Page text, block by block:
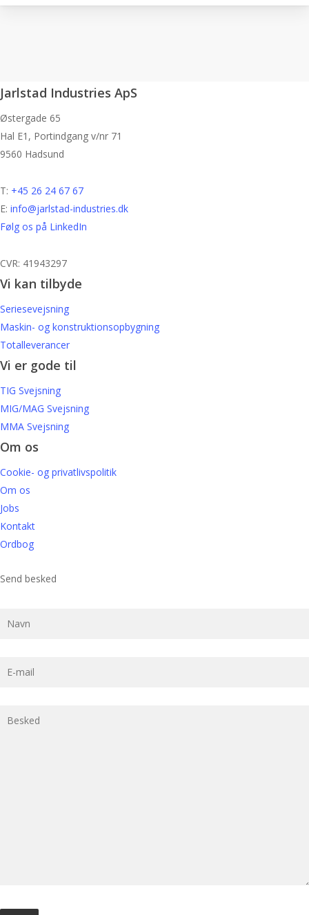
Jarlstad Industries ApS
Østergade 65
Hal E1, Portindgang v/nr 71
9560 Hadsund
T: +45 26 24 67 67
E: info@jarlstad-industries.dk
Følg os på LinkedIn
CVR: 41943297
Vi kan tilbyde
Seriesevejsning
Maskin- og konstruktionsopbygning
Totalleverancer
Vi er gode til
TIG Svejsning
MIG/MAG Svejsning
MMA Svejsning
Om os
Cookie- og privatlivspolitik
Om os
Jobs
Kontakt
Ordbog
Send besked